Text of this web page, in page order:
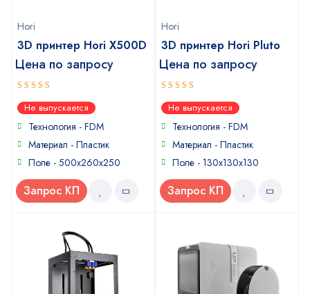
Hori
3D принтер Hori X500D
Цена по запросу
5out of 5
Не выпускается
Технология - FDM
Материал - Пластик
Поле - 500x260x250
Запрос КП
Hori
3D принтер Hori Pluto
Цена по запросу
5out of 5
Не выпускается
Технология - FDM
Материал - Пластик
Поле - 130x130x130
Запрос КП